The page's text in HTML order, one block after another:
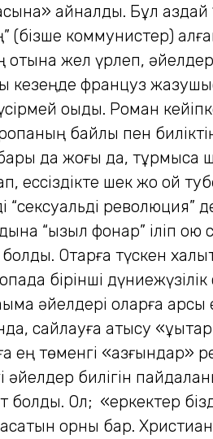
айналды. Бұл аздай
(бізше коммунистер)
отына жел үрлеп,
француз
оқыды. Роман
байлық пен
да жоғы да, тұрмысқа
ессіздікте шек жоқ қой
“сексуальді революция”
“қызыл фонар” іліп
болды. Отарға түскен
бірінші
әйелдері оларға
сайлауға қатысу
ең төменгі «азғындар»
әйелдер билігін
болды. Ол; «еркектер
орны бар. Христиан